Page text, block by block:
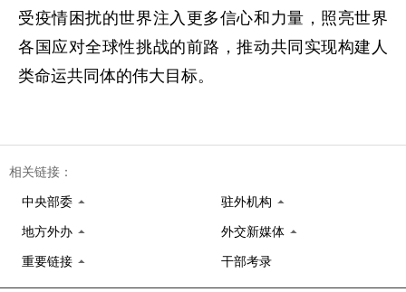
受疫情困扰的世界注入更多信心和力量，照亮世界
各国应对全球性挑战的前路，推动共同实现构建人
类命运共同体的伟大目标。
相关链接：
中央部委 驻外机构
地方外办 外交新媒体
重要链接 干部考录